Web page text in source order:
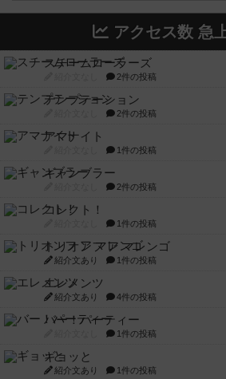
アクセス数 急
スチームローラーズ
2件の投稿
テンプテーション
2件の投稿
アマナイト
1件の投稿
ギャンブラー
2件の投稿
コレクト！
1件の投稿
トリオンフ ア マレンゴ
紹介文あり 1件の投稿
エレメンツ
紹介文あり 4件の投稿
バー！パーティー
1件の投稿
ギョッと
紹介文あり 1件の投稿